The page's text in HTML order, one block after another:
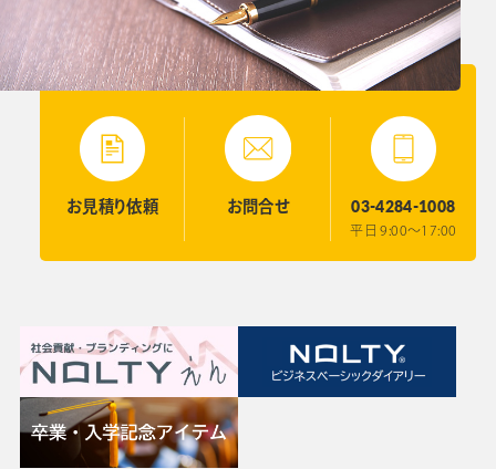
お見積り依頼 お問合せ 03-4284-1008
平日 9:00〜17:00